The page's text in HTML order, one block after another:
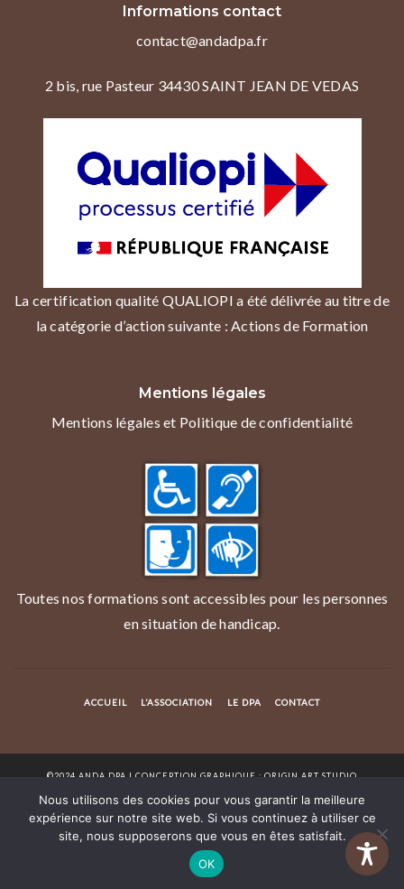
Informations contact
contact@andadpa.fr
2 bis, rue Pasteur 34430 SAINT JEAN DE VEDAS
La certification qualité QUALIOPI a été délivrée au titre de
la catégorie d’action suivante : Actions de Formation
Mentions légales
Mentions légales et Politique de confidentialité
Toutes nos formations sont accessibles pour les personnes
en situation de handicap.
ACCUEIL L’ASSOCIATION LE DPA CONTACT
©2024 ANDA DPA I CONCEPTION GRAPHIQUE : ORIGIN ART STUDIO
Nous utilisons des cookies pour vous garantir la meilleure
expérience sur notre site web. Si vous continuez à utiliser ce
site, nous supposerons que vous en êtes satisfait.
OK